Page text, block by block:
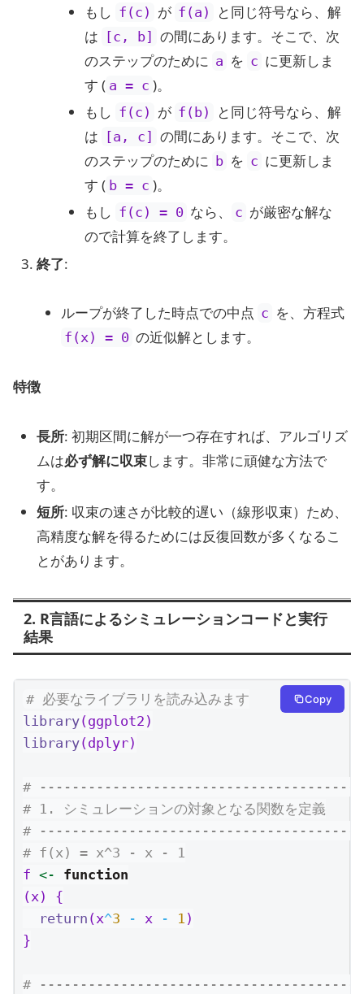
もし f(c) が f(a)
と同じ符号なら、解
は [c, b] の間にあります。そこで、次
のステップのために a を c に更新しま
す ( a = c )。
もし f(c) が f(b)
と同じ符号なら、解
は
[a, c]
の間にあります。そこで、次
のステップのために b を c に更新しま
す ( b = c )。
もし f(c) = 0 なら、 c が厳密な解な
ので計算を終了します。
終了:
ループが終了した時点での中点 c を、方程式
f(x) = 0 の近似解とします。
特徴
長所: 初期区間に解が一つ存在すれば、アルゴリズ
ムは必ず解に収束します。非常に頑健な方法で
す。
短所: 収束の速さが比較的遅い（線形収束）ため、
高精度な解を得るためには反復回数が多くなるこ
とがあります。
2. R言語によるシミュレーションコードと実行
結果
# 必要なライブラリを読み込みます
library(ggplot2)
library(dplyr)
#
# 1. シミュレーションの対象となる関数を定義
#
# f(x) = x^3 - x - 1
f <-
function
(x) {
return (x^3 - x - 1 )
}
#
Copy